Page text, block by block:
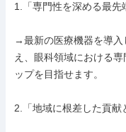
1.「専門性を深める最先
→最新の医療機器を導入
え、眼科領域における
ップを目指せます。
2.「地域に根差した貢献